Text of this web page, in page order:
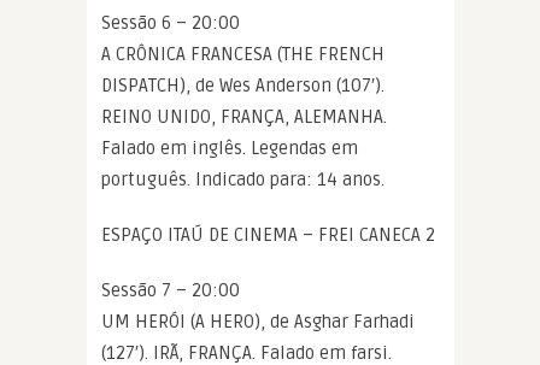
Sessão 6 – 20:00
A CRÔNICA FRANCESA (THE FRENCH
DISPATCH), de Wes Anderson (107′).
REINO UNIDO, FRANÇA, ALEMANHA.
Falado em inglês. Legendas em
português. Indicado para: 14 anos.
ESPAÇO ITAÚ DE CINEMA – FREI CANECA 2
Sessão 7 – 20:00
UM HERÓI (A HERO), de Asghar Farhadi
(127′). IRÃ, FRANÇA. Falado em farsi.